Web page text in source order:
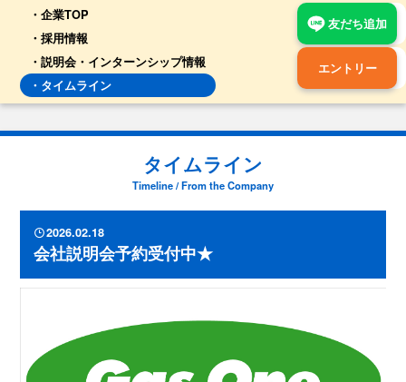
企業TOP
採用情報
説明会・インターンシップ情報
タイムライン
友だち追加
エントリー
タイムライン
Timeline / From the Company
2026.02.18
会社説明会予約受付中★